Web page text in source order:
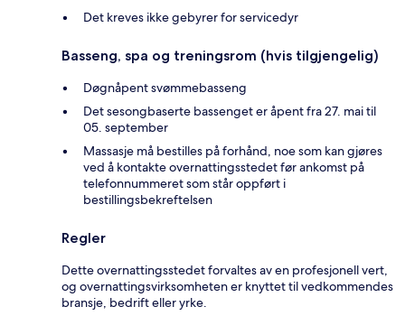
Det kreves ikke gebyrer for servicedyr
Basseng, spa og treningsrom (hvis tilgjengelig)
Døgnåpent svømmebasseng
Det sesongbaserte bassenget er åpent fra 27. mai til
05. september
Massasje må bestilles på forhånd, noe som kan gjøres
ved å kontakte overnattingsstedet før ankomst på
telefonnummeret som står oppført i
bestillingsbekreftelsen
Regler
Dette overnattingsstedet forvaltes av en profesjonell vert,
og overnattingsvirksomheten er knyttet til vedkommendes
bransje, bedrift eller yrke.